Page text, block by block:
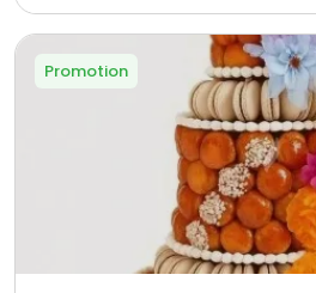
Promotion